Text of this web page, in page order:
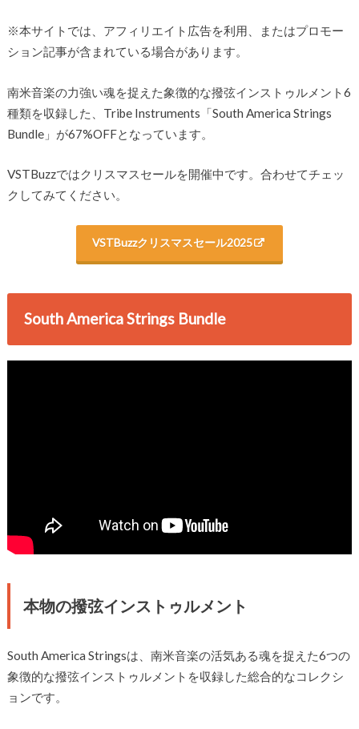
※本サイトでは、アフィリエイト広告を利用、またはプロモー
ション記事が含まれている場合があります。
南米音楽の力強い魂を捉えた象徴的な撥弦インストゥルメント6
種類を収録した、Tribe Instruments「South America Strings
Bundle」が67%OFFとなっています。
VSTBuzzではクリスマスセールを開催中です。合わせてチェッ
クしてみてください。
VSTBuzzクリスマスセール2025
South America Strings Bundle
本物の撥弦インストゥルメント
South America Stringsは、南米音楽の活気ある魂を捉えた6つの
象徴的な撥弦インストゥルメントを収録した総合的なコレクシ
ョンです。